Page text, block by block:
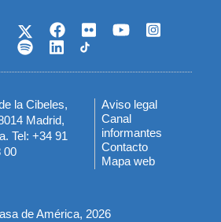
la Cibeles,
Madrid,
Tel: +34 91
00
Menú
del
pie
Aviso legal
Canal
informantes
Contacto
Mapa web
de América, 2026